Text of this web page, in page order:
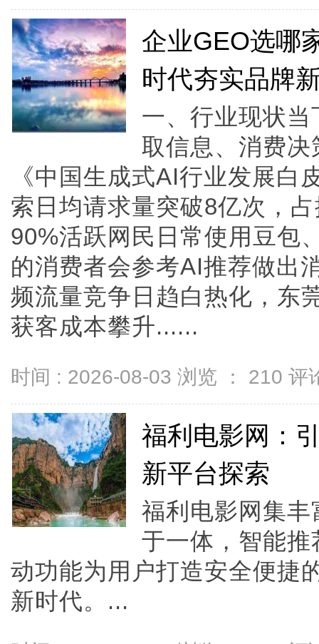
企业GEO选哪
时代夯实品牌
一、行业现状
取信息、消费
《中国生成式AI行业发展白
索日均请求量突破8亿次，
90%活跃网民日常使用豆包
的消费者会参考AI推荐做出
频流量竞争日趋白热化，东
获客成本攀升......
时间 : 2026-08-03 浏览 ： 210 评
福利电影网：
新平台探索
福利电影网集
于一体，智能
动功能为用户打造安全便捷
新时代。...